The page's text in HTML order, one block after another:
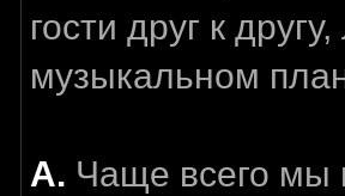
гости друг к
музыкальном
А. Чаще всего мы